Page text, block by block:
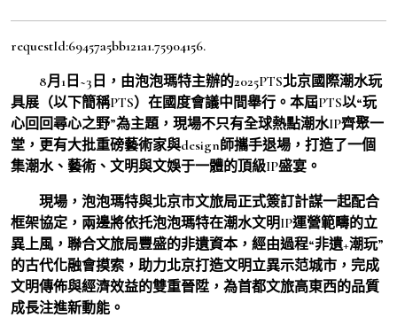
requestId:69457a5bb121a1.75904156.
8月1日~3日，由泡泡瑪特主辦的2025PTS北京國際潮水玩
具展（以下簡稱PTS）在國度會議中間舉行。本屆PTS以“玩
心回回尋心之野”為主題，現場不只有全球熱點潮水IP齊聚一
堂，更有大批重磅藝術家與design師攜手退場，打造了一個
集潮水、藝術、文明與文娛于一體的頂級IP盛宴。
現場，泡泡瑪特與北京市文旅局正式簽訂計謀一起配合
框架協定，兩邊將依托泡泡瑪特在潮水文明IP運營範疇的立
異上風，聯合文旅局豐盛的非遺資本，經由過程“非遺+潮玩”
的古代化融會摸索，助力北京打造文明立異示范城市，完成
文明傳佈與經濟效益的雙重晉陞，為首都文旅高東西的品質
成長注進新動能。